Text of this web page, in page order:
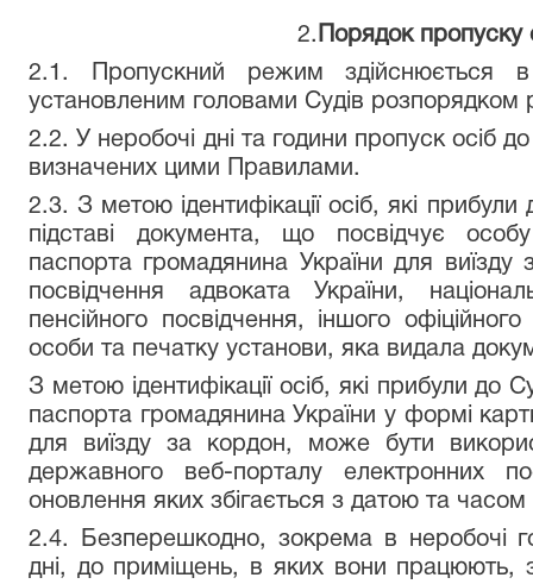
2.
Порядок пропуску
2.1. Пропускний режим здійснюється
установленим головами Судів розпорядком
2.2. У неробочі дні та години пропуск осіб
визначених цими Правилами.
2.3. З метою ідентифікації осіб, які
підставі документа, що посвідчує
паспорта громадянина України для виїзду
посвідчення адвоката України,
пенсійного посвідчення, іншого
особи та печатку установи, яка видала
З метою ідентифікації осіб, які прибули до
паспорта громадянина України у формі
для виїзду за кордон, може бути
державного веб-порталу електронних
оновлення яких збігається з датою та
2.4. Безперешкодно, зокрема в неробочі
дні, до приміщень, в яких вони працюють,